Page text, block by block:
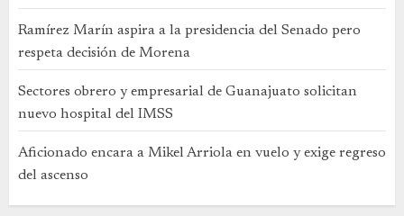
Ramírez Marín aspira a la presidencia del Senado pero
respeta decisión de Morena
Sectores obrero y empresarial de Guanajuato solicitan
nuevo hospital del IMSS
Aficionado encara a Mikel Arriola en vuelo y exige regreso
del ascenso